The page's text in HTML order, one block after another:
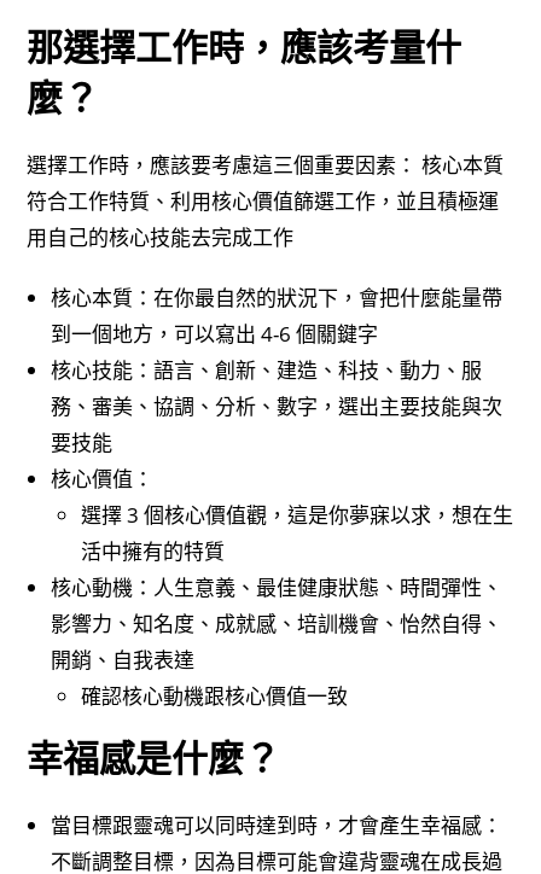
那選擇工作時，應該考量什
麼？
選擇工作時，應該要考慮這三個重要因素： 核心本質
符合工作特質、利用核心價值篩選工作，並且積極運
用自己的核心技能去完成工作
核心本質：在你最自然的狀況下，會把什麼能量帶
到一個地方，可以寫出 4-6 個關鍵字
核心技能：語言、創新、建造、科技、動力、服
務、審美、協調、分析、數字，選出主要技能與次
要技能
核心價值：
選擇 3 個核心價值觀，這是你夢寐以求，想在生
活中擁有的特質
核心動機：人生意義、最佳健康狀態、時間彈性、
影響力、知名度、成就感、培訓機會、怡然自得、
開銷、自我表達
確認核心動機跟核心價值一致
幸福感是什麼？
當目標跟靈魂可以同時達到時，才會產生幸福感：
不斷調整目標，因為目標可能會違背靈魂在成長過